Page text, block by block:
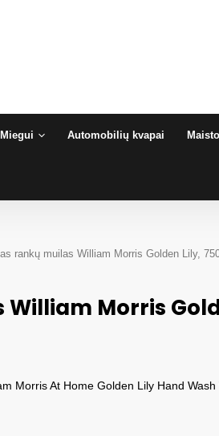
Miegui Automobilių kvapai
rankų muilas William Morris Golden Lily,
Morris
Morris At Home Golden Lily Hand